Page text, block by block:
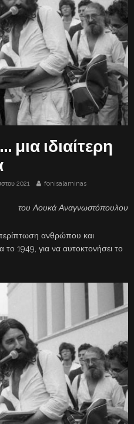
ιδιαίτερη
2021 fonisalaminas
του Λουκά Αναγνωστόπουλου
περίπτωση ανθρώπου και
το 1949, για να αυτοκτονήσει το